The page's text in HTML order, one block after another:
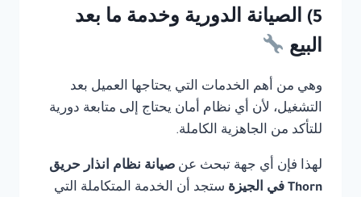
5) الصيانة الدورية وخدمة ما بعد
البيع
وهي من أهم الخدمات التي يحتاجها العميل بعد
التشغيل، لأن أي نظام أمان يحتاج إلى متابعة دورية
للتأكد من الجاهزية الكاملة.
لهذا فإن أي جهة تبحث عن صيانة نظام انذار حريق
Thorn في الجيزة
ستجد أن الخدمة المتكاملة التي